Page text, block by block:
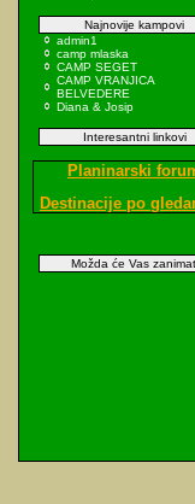
Najnovije kampovi
admin1
camp mlaska
CAMP SEGET
CAMP VRANJICA
BELVEDERE
Diana & Josip
Interesantni linkovi
Planinarski
Destinacije po
Možda će Vas